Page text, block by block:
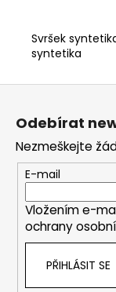
Svršek
syntetika
Z
Odebírat
Nezmeškejte
E-mail
Vložením e-
ochrany
PŘIHLÁSIT SE